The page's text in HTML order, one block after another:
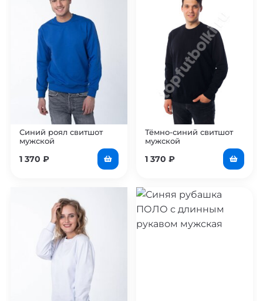
Синий роял свитшот
мужской
1 370 ₽
Тёмно-синий свитшот
мужской
1 370 ₽